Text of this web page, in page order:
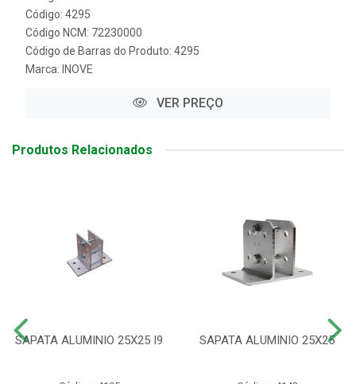
Código: 4295
Código NCM: 72230000
Código de Barras do Produto: 4295
Marca: INOVE
VER PREÇO
Produtos Relacionados
SAPATA ALUMINIO 25X25 I9 SAPATA ALUMINIO 25X25